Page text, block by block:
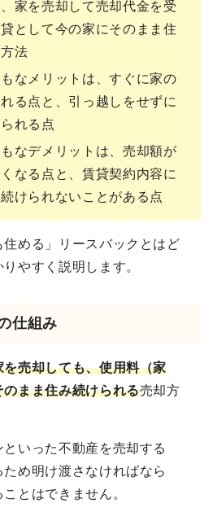
家を売却して売却代金を受
として今の家にそのまま住
法
なメリットは、すぐに家の
る点と、引っ越しをせずに
れる点
なデメリットは、売却額が
なる点と、賃貸契約内容に
けられないことがある点
住める」リースバックとはど
やすく説明します。
仕組み
を売却しても、使用料（家
まま住み続けられる売却方
いった不動産を売却する
め明け渡さなければなら
とはできません。